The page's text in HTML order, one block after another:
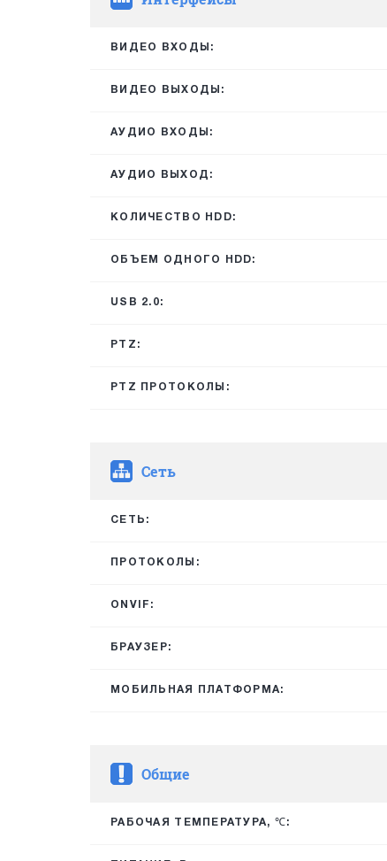
ВИДЕО ВХОДЫ:
ВИДЕО ВЫХОДЫ:
АУДИО ВХОДЫ:
АУДИО ВЫХОД:
КОЛИЧЕСТВО HDD:
ОБЪЕМ ОДНОГО HDD:
USB 2.0:
PTZ:
PTZ ПРОТОКОЛЫ:
Сеть
СЕТЬ:
ПРОТОКОЛЫ:
ONVIF:
БРАУЗЕР:
МОБИЛЬНАЯ ПЛАТФОРМА:
Общие
РАБОЧАЯ ТЕМПЕРАТУРА, ℃: